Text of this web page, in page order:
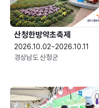
산청한방약초축제
2026.10.02~2026.10.11
경상남도 산청군